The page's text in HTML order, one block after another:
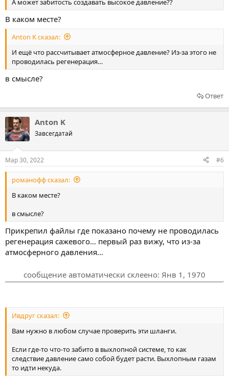
В каком месте?
Anton K сказал:
И ещё что рассчитывает атмосферное давление? Из-за этого не
проводилась регенерация…
в смысле?
Ответ
Anton K
Завсегдатай
Мар 30, 2022 #6
романофф сказал:
В каком месте?
в смысле?
Прикрепил файлы где показано почему не проводилась
регенерация сажевого… первый раз вижу, что из-за
атмосферного давления…
сообщение автоматически склеено: Янв 1, 1970
Ивдруг сказал:
Вам нужно в любом случае проверить эти шланги.
Если где-то что-то забито в выхлопной системе, то как
следствие давление само собой будет расти. Выхлопным газам
то идти некуда.